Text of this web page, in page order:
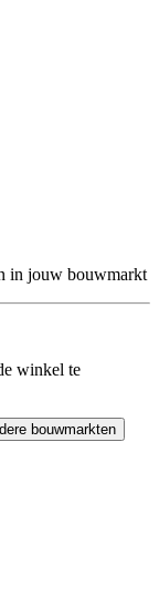
in jouw bouwmarkt
winkel te
bouwmarkten